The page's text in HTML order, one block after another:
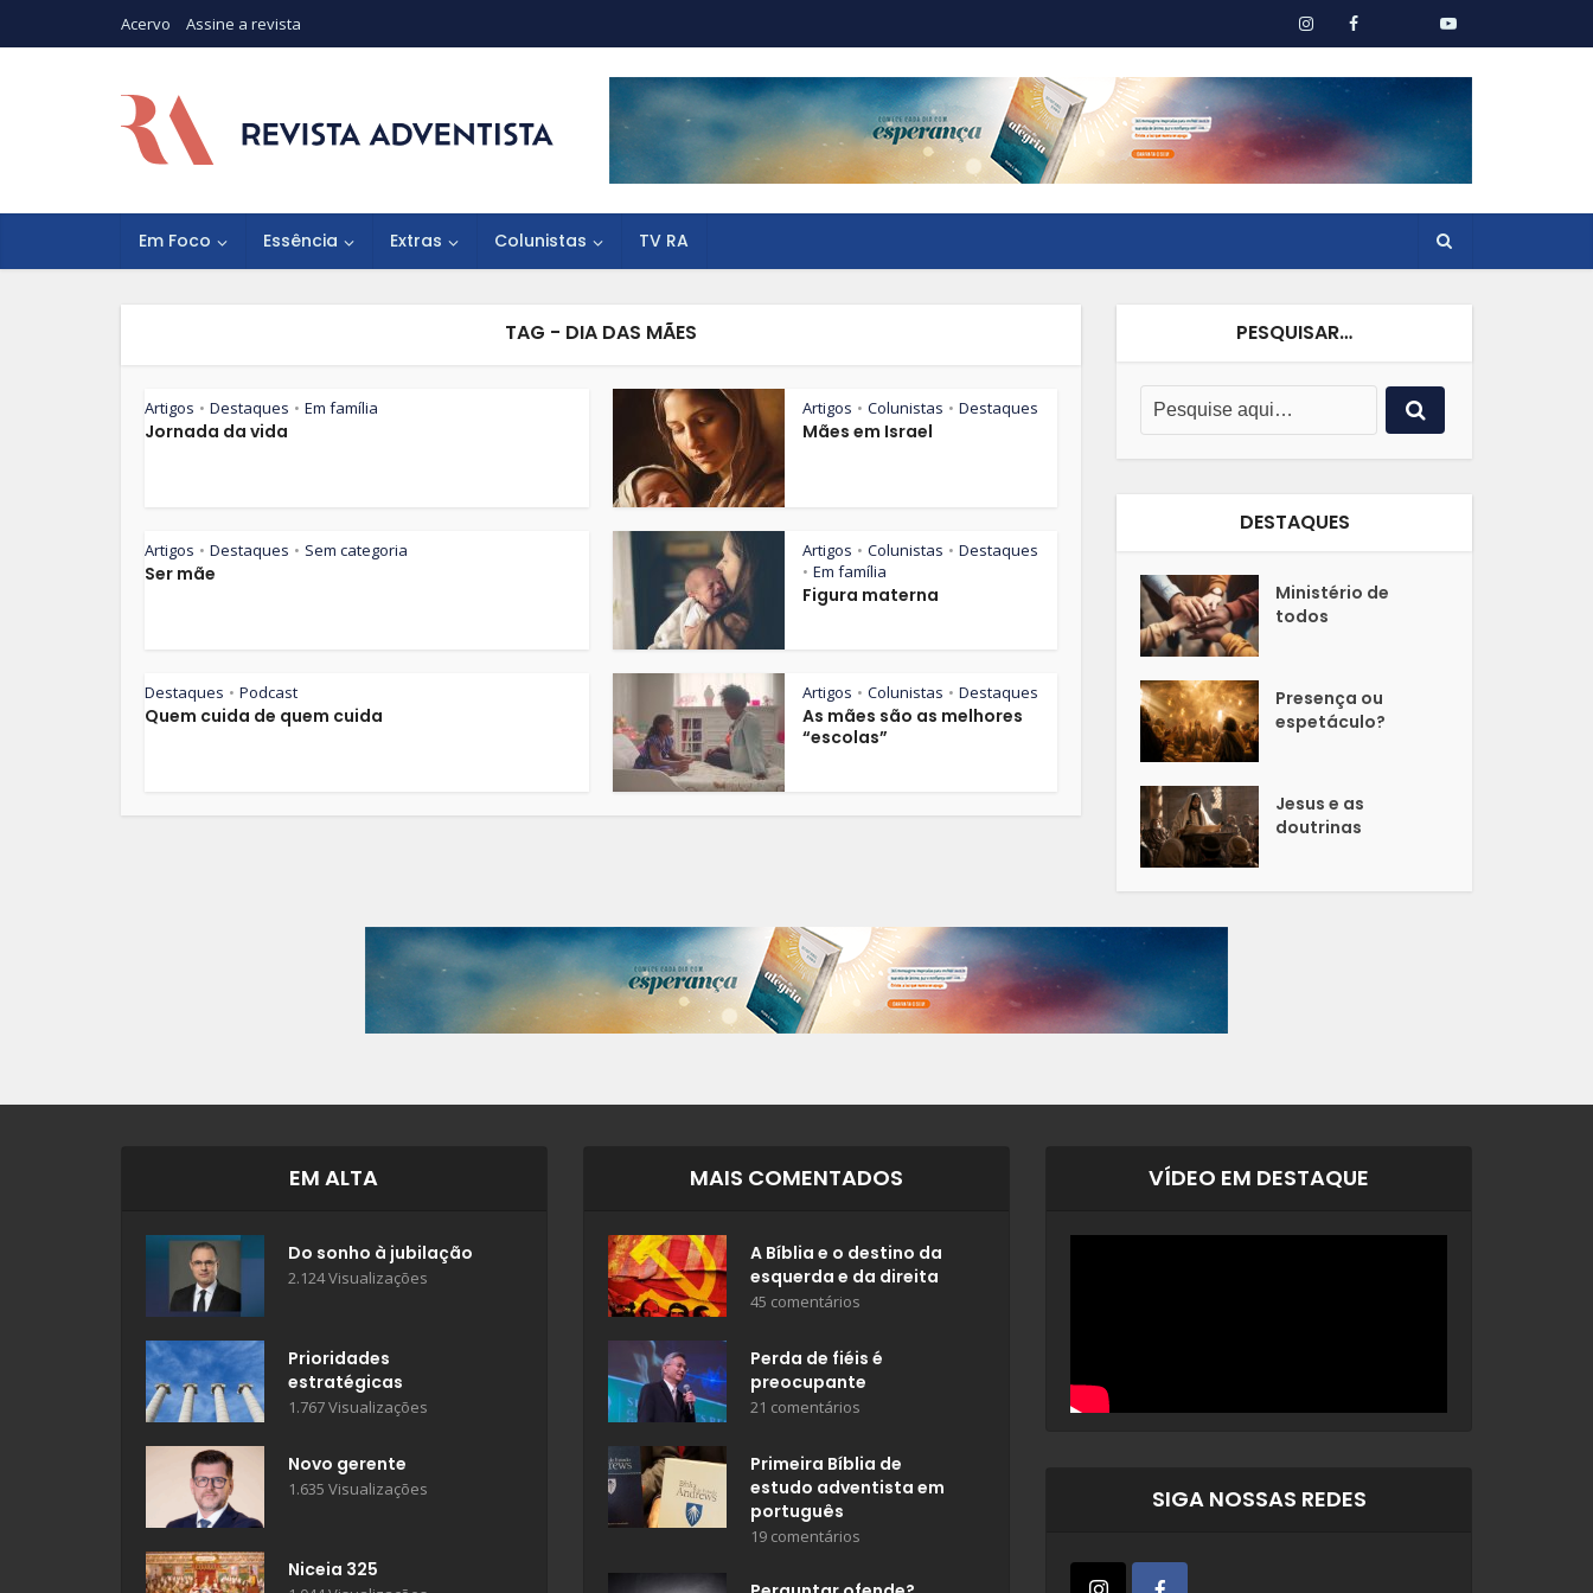
Acervo Assine a revista
Em Foco Essência Extras Colunistas TV RA
TAG - DIA DAS MÃES
Artigos • Destaques • Em família
Jornada da vida
Artigos • Colunistas • Destaques
Mães em Israel
Artigos • Destaques • Sem categoria
Ser mãe
Artigos • Colunistas • Destaques
• Em família
Figura materna
Destaques • Podcast
Quem cuida de quem cuida
Artigos • Colunistas • Destaques
As mães são as melhores
“escolas”
PESQUISAR…
DESTAQUES
Ministério de
todos
Presença ou
espetáculo?
Jesus e as
doutrinas
EM ALTA
Do sonho à jubilação
2.124 Visualizações
Prioridades
estratégicas
1.767 Visualizações
Novo gerente
1.635 Visualizações
Niceia 325
MAIS COMENTADOS
A Bíblia e o destino da
esquerda e da direita
45 comentários
Perda de fiéis é
preocupante
21 comentários
Primeira Bíblia de
estudo adventista em
português
19 comentários
VÍDEO EM DESTAQUE
SIGA NOSSAS REDES